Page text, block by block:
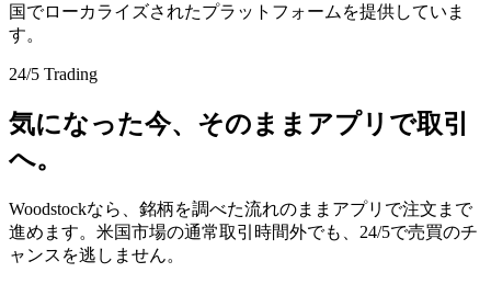
国でローカライズされたプラットフォームを提供していま
す。
24/5 Trading
気になった今、そのままアプリで取引
へ。
Woodstockなら、銘柄を調べた流れのままアプリで注文まで
進めます。米国市場の通常取引時間外でも、24/5で売買のチ
ャンスを逃しません。